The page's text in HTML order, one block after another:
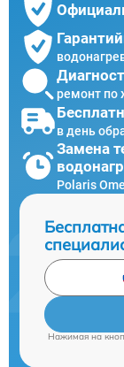
ремонт по
в день
Замена
Polaris
Нажимая на